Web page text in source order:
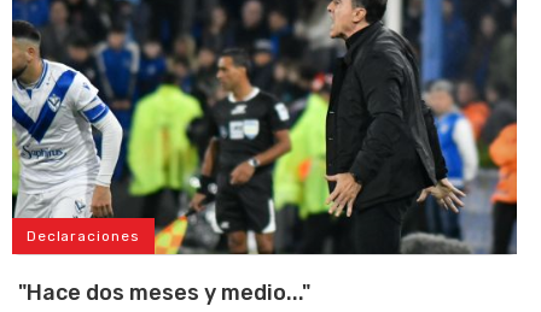
Declaraciones
"Hace dos meses y medio..."